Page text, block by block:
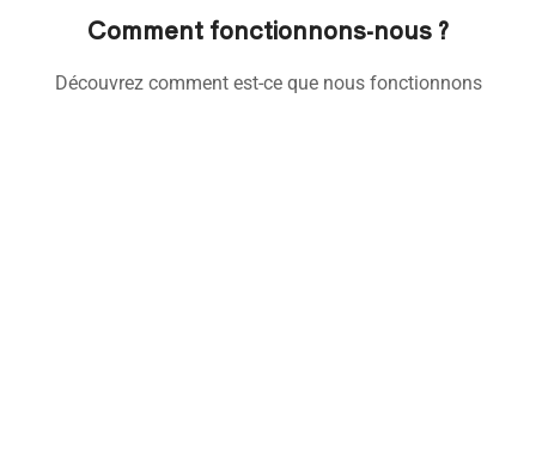
Comment fonctionnons-nous ?
Découvrez comment est-ce que nous fonctionnons